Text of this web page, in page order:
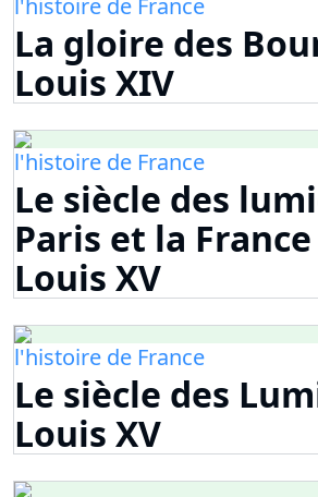
l'histoire de France
La gloire des
Louis XIV
l'histoire de France
Le siècle des
Paris et la
Louis XV
l'histoire de France
Le siècle des
Louis XV